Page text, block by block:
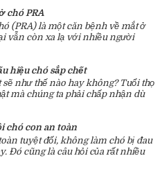
chó PRA
(PRA) là một căn bệnh về mắt ở
vẫn còn xa lạ với nhiều người
hiệu chó sắp chết
như thế nào hay không? Tuổi thọ
mà chúng ta phải chấp nhận dù
chó con an toàn
tuyệt đối, không làm chó bị đau
Đó cũng là câu hỏi của rất nhiều